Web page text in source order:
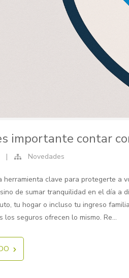
importante contar
| Novedades
herramienta clave para protegerte a
de sumar tranquilidad en el día a
tu hogar o incluso tu ingreso
los seguros ofrecen lo mismo. Re...